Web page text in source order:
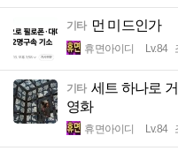
기타 먼 미드인가
휴면아이디 Lv.84
기타 세트 하나로
영화
휴면아이디 Lv.84